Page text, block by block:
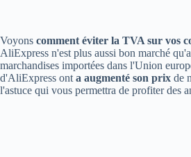
Voyons comment éviter la TVA sur vos
AliExpress n'est plus aussi bon marché
marchandises importées dans l'Union
d'AliExpress ont a augmenté son prix de
l'astuce qui vous permettra de profiter des